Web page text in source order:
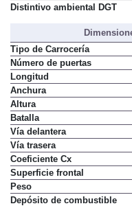
Distintivo ambiental DGT
Tipo de Carrocería
Número de puertas
Longitud
Anchura
Altura
Batalla
Vía delantera
Vía trasera
Coeficiente Cx
Superficie frontal
Peso
Depósito de combustible